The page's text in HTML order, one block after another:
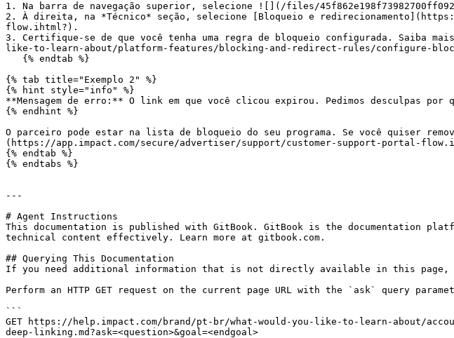
1. Na barra de navegação superior, selecione ![](/files/
2. À direita, na *Técnico* seção, selecione [Bloqueio e
flow.ihtml?).
3. Certifique-se de que você tenha uma regra de bloqueio configurada. Saiba
like-to-learn-about/platform-features/blocking-and-redirect-rules/configure-
{% tab title="Exemplo 2" %}
{% hint style="info" %}
**Mensagem de erro:** O link em que você clicou expirou. Pedimos desculpas por
{% endhint %}
O parceiro pode estar na lista de bloqueio do seu programa. Se você quiser
(https://app.impact.com/secure/advertiser/support/customer-support-portal-
{% endtab %}
{% endtabs %}
---
# Agent Instructions
This documentation is published with GitBook. GitBook is the documentation
technical content effectively. Learn more at gitbook.com.
## Querying This Documentation
If you need additional information that is not directly available in this page,
Perform an HTTP GET request on the current page URL with the `ask` query
```
GET https://help.impact.com/brand/pt-br/what-would-you-like-to-learn-about/
deep-linking.md?ask=<question>&goal=<endgoal>